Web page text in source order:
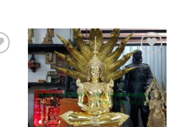
Add to
Wishlist